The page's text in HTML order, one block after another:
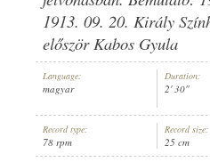
HARMATH ILONA,GÓZON
1913. 09. 20. Király
először Kabos Gyula
Language:
magyar
Duration:
2' 30"
Record type:
78 rpm
Record size:
25 cm